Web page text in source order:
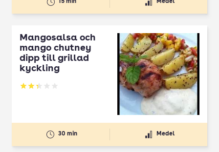
15 min Medel
Mangosalsa och
mango chutney
dipp till grillad
kyckling
Betyg: 2.33 av 5
30 min Medel